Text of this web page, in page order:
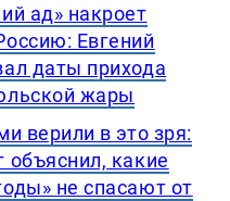
ад» накроет
Евгений
даты прихода
жары
верили в это зря:
объяснил, какие
не спасают от